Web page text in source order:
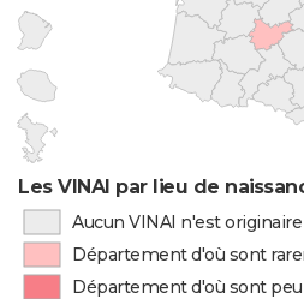
Les VINAI par lieu de
Aucun VINAI n'est
Département d'où sont
Département d'où sont